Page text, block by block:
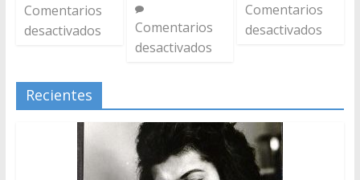
Comentarios
desactivados
Comentarios
desactivados
Comentarios
desactivados
Recientes